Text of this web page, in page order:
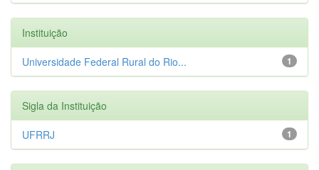
Instituição
1
Universidade Federal Rural do Rio...
Sigla da Instituição
1
UFRRJ